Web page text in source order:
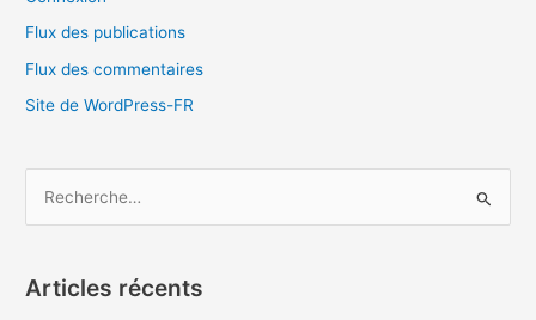
Flux des publications
Flux des commentaires
Site de WordPress-FR
h
Articles récents